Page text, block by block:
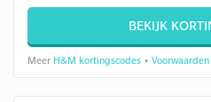
BEKIJK
Meer H&M kortingscodes • Voorwaarden